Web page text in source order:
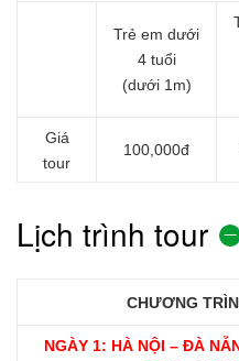
Trẻ em dưới
4 tuổi
(dưới 1m)
Giá
tour
100,000đ
Lịch trình tour
CHƯƠNG
NGÀY 1: HÀ NỘI – ĐÀ